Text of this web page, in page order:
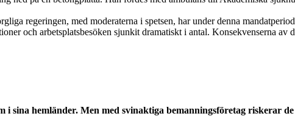
regeringen, med moderaterna i spetsen, har under denna
och arbetsplatsbesöken sjunkit dramatiskt i antal. Konsekvenserna av
sina hemländer. Men med svinaktiga bemanningsföretag riskerar